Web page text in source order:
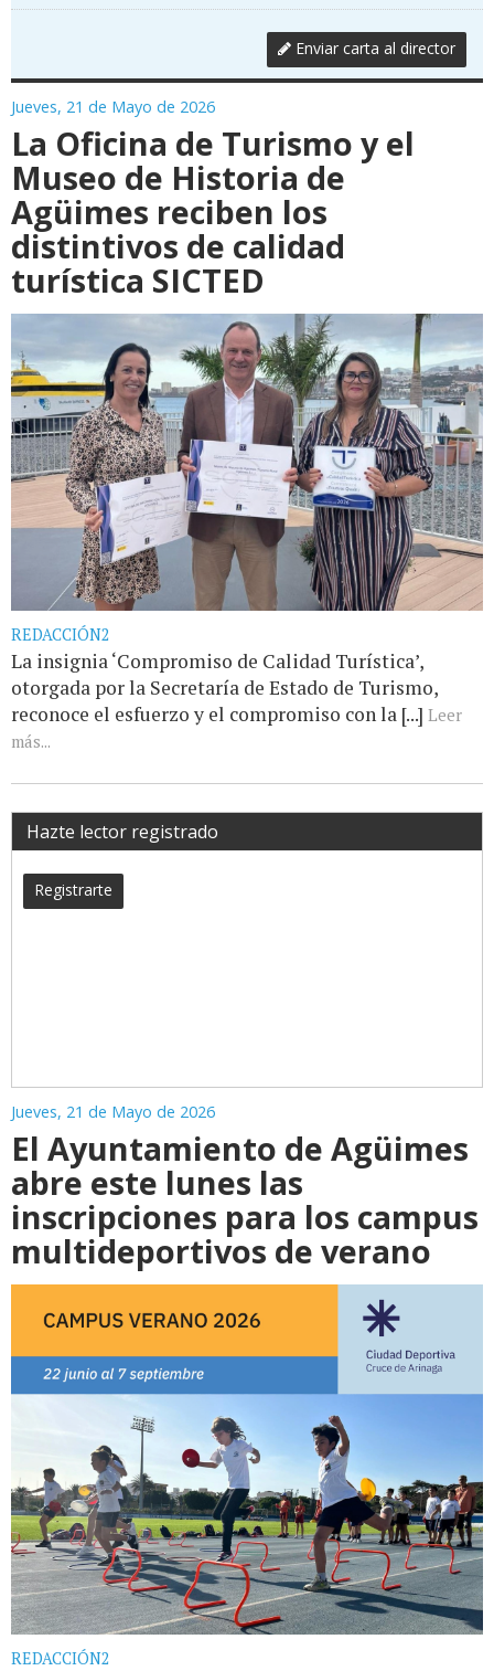
Enviar carta al director
Jueves, 21 de Mayo de 2026
La Oficina de Turismo y el
Museo de Historia de
Agüimes reciben los
distintivos de calidad
turística SICTED
REDACCIÓN2
La insignia ‘Compromiso de Calidad Turística’,
otorgada por la Secretaría de Estado de Turismo,
reconoce el esfuerzo y el compromiso con la [...] Leer
más...
Hazte lector registrado
Registrarte
Jueves, 21 de Mayo de 2026
El Ayuntamiento de Agüimes
abre este lunes las
inscripciones para los campus
multideportivos de verano
REDACCIÓN2